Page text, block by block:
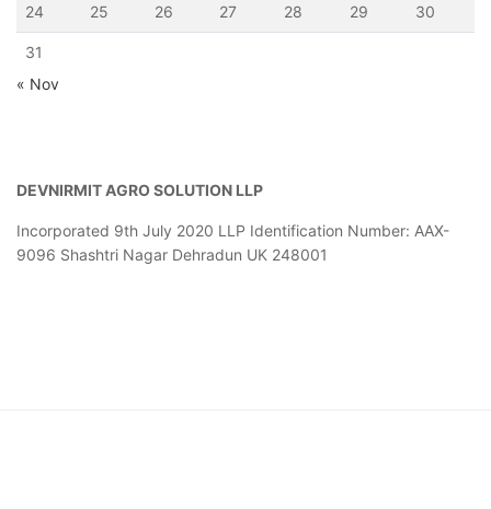
24 25 26 27 28 29 30
31
« Nov
DEVNIRMIT AGRO SOLUTION LLP
Incorporated 9th July 2020 LLP Identification Number: AAX-
9096 Shashtri Nagar Dehradun UK 248001